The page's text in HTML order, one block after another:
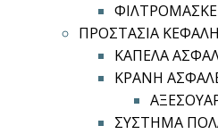
ΠΡΟΣΤΑΣΙΑ
ΚΑΠΕΛΑ
ΚΡΑΝΗ
ΣΥΣΤΗΜΑ